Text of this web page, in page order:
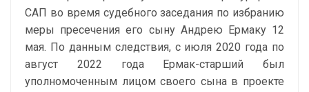
САП во время судебного заседания по избранию
меры пресечения его сыну Андрею Ермаку 12
мая. По данным следствия, с июля 2020 года по
август 2022 года Ермак-старший был
уполномоченным лицом своего сына в проекте